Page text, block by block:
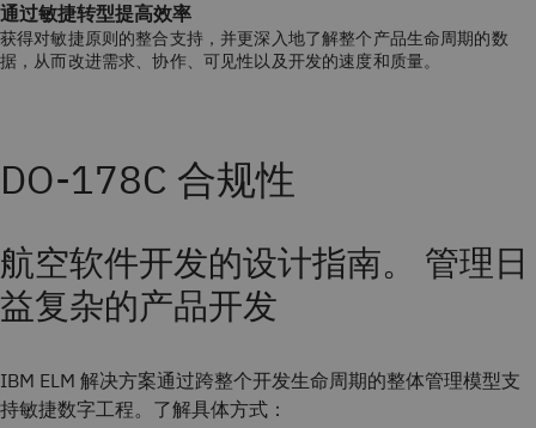
通过敏捷转型提高效率
获得对敏捷原则的整合支持，并更深入地了解整个产品生命周期的数
据，从而改进需求、协作、可见性以及开发的速度和质量。
DO-178C 合规性
航空软件开发的设计指南。 管理日
益复杂的产品开发
IBM ELM 解决方案通过跨整个开发生命周期的整体管理模型支
持敏捷数字工程。了解具体方式：